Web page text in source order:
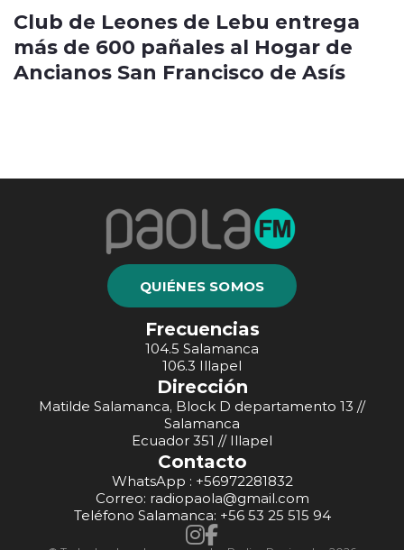
Club de Leones de Lebu entrega
más de 600 pañales al Hogar de
Ancianos San Francisco de Asís
QUIÉNES SOMOS
Frecuencias
104.5 Salamanca
106.3 Illapel
Dirección
Matilde Salamanca, Block D departamento 13 //
Salamanca
Ecuador 351 // Illapel
Contacto
WhatsApp : +56972281832
Correo: radiopaola@gmail.com
Teléfono Salamanca: +56 53 25 515 94